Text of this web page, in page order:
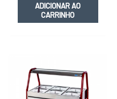
ADICIONAR AO
CARRINHO